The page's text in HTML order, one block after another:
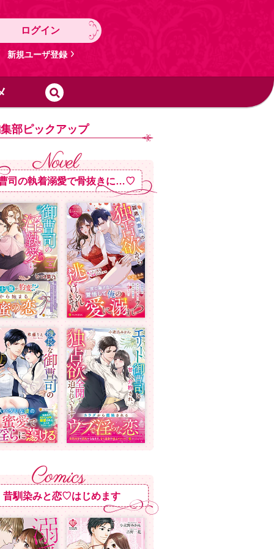
ログイン
新規ユーザ登録
部ピックアップ
司の執着溺愛で骨抜きに…♡
昔馴染みと恋♡はじめます